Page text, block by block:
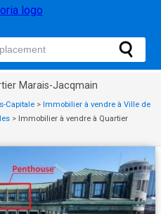
Marais-Jacqmain
Capitale > Immobilier à vendre à Ville de
> Immobilier à vendre à Quartier